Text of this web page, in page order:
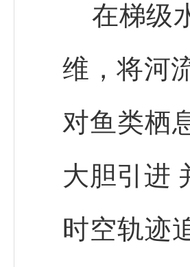
在梯级
维，将河
对鱼类栖
大胆引进
时空轨迹